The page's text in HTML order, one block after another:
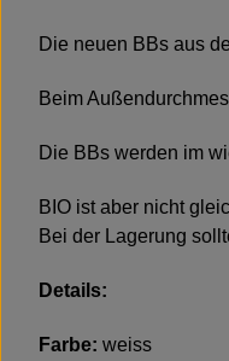
Die neuen BBs aus
Beim
Die BBs werden im
BIO ist aber nicht
Bei der Lagerung
Details:
Farbe: weiss